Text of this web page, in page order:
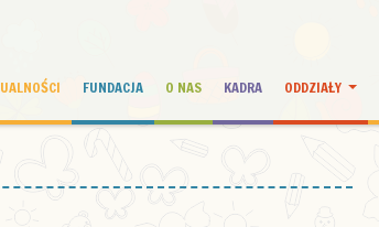
FUNDACJA O NAS KADRA ODDZIAŁY